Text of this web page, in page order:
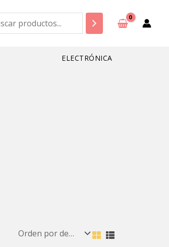
ELECTRÓNICA